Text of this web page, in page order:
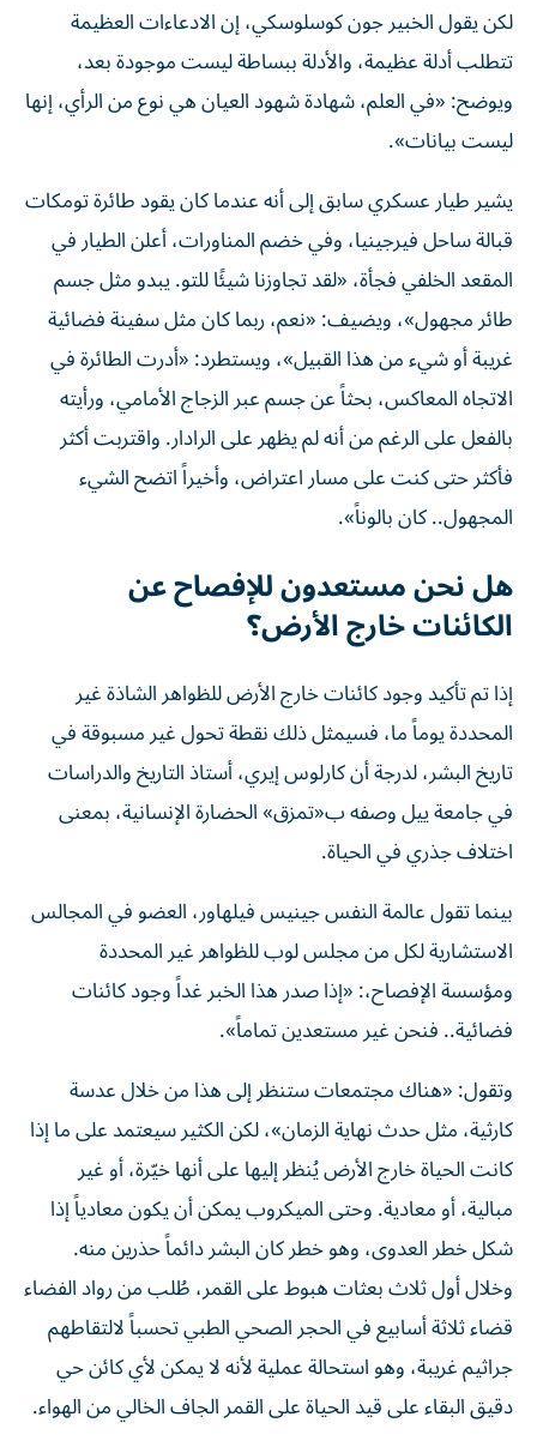
لكن يقول الخبير جون كوسلوسكي، إن الادعاءات العظيمة
تتطلب أدلة عظيمة، والأدلة ببساطة ليست موجودة بعد،
ويوضح: «في العلم، شهادة شهود العيان هي نوع من الرأي، إنها
ليست بيانات».
يشير طيار عسكري سابق إلى أنه عندما كان يقود طائرة تومكات
قبالة ساحل فيرجينيا، وفي خضم المناورات، أعلن الطيار في
المقعد الخلفي فجأة، «لقد تجاوزنا شيئًا للتو. يبدو مثل جسم
طائر مجهول»، ويضيف: «نعم، ربما كان مثل سفينة فضائية
غريبة أو شيء من هذا القبيل»، ويستطرد: «أدرت الطائرة في
الاتجاه المعاكس، بحثاً عن جسم عبر الزجاج الأمامي، ورأيته
بالفعل على الرغم من أنه لم يظهر على الرادار. واقتربت أكثر
فأكثر حتى كنت على مسار اعتراض، وأخيراً اتضح الشيء
المجهول.. كان بالوناً».
هل نحن مستعدون للإفصاح عن
الكائنات خارج الأرض؟
إذا تم تأكيد وجود كائنات خارج الأرض للظواهر الشاذة غير
المحددة يوماً ما، فسيمثل ذلك نقطة تحول غير مسبوقة في
تاريخ البشر، لدرجة أن كارلوس إيري، أستاذ التاريخ والدراسات
في جامعة ييل وصفه ب«تمزق» الحضارة الإنسانية، بمعنى
اختلاف جذري في الحياة.
بينما تقول عالمة النفس جينيس فيلهاور، العضو في المجالس
الاستشارية لكل من مجلس لوب للظواهر غير المحددة
ومؤسسة الإفصاح،: «إذا صدر هذا الخبر غداً وجود كائنات
فضائية.. فنحن غير مستعدين تماماً».
وتقول: «هناك مجتمعات ستنظر إلى هذا من خلال عدسة
كارثية، مثل حدث نهاية الزمان»، لكن الكثير سيعتمد على ما إذا
كانت الحياة خارج الأرض يُنظر إليها على أنها خيّرة، أو غير
مبالية، أو معادية. وحتى الميكروب يمكن أن يكون معادياً إذا
شكل خطر العدوى، وهو خطر كان البشر دائماً حذرين منه.
وخلال أول ثلاث بعثات هبوط على القمر، طُلب من رواد الفضاء
قضاء ثلاثة أسابيع في الحجر الصحي الطبي تحسباً لالتقاطهم
جراثيم غريبة، وهو استحالة عملية لأنه لا يمكن لأي كائن حي
دقيق البقاء على قيد الحياة على القمر الجاف الخالي من الهواء.